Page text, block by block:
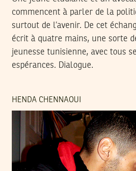
commencent à parler de la
surtout de l’avenir. De cet
écrit à quatre mains, une sorte
jeunesse tunisienne, avec tous
espérances. Dialogue.
HENDA CHENNAOUI